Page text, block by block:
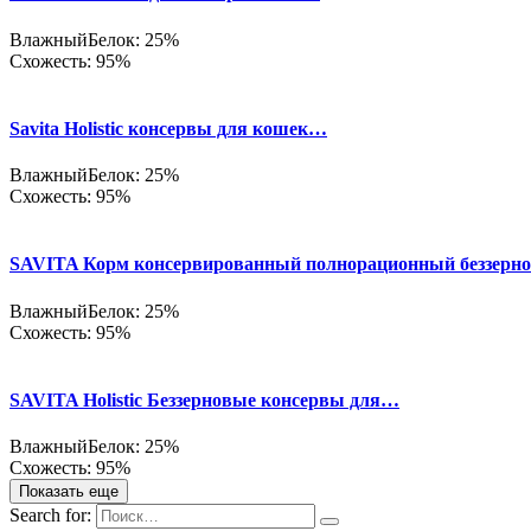
ВлажныйБелок: 25%
Схожесть: 95%
Savita Holistic консервы для кошек…
ВлажныйБелок: 25%
Схожесть: 95%
SAVITA Корм консервированный полнорационный
ВлажныйБелок: 25%
Схожесть: 95%
SAVITA Holistic Беззерновые консервы для…
ВлажныйБелок: 25%
Схожесть: 95%
Показать еще
Search for: